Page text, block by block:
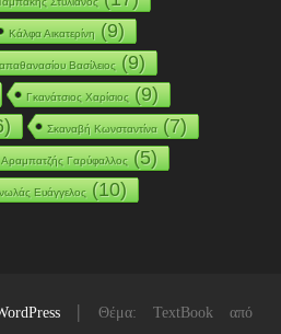
Κάλφα Αικατερίνη(9)
Βασίλειος(9)
Γκανάτσιος Χαρίσιος(9)
Σκαναβή Κωνσταντίνα(7)
Αραμπατζής Γαρύφαλλος(5)
Ευάγγελος(10)
|
Θέμα: TextBook από